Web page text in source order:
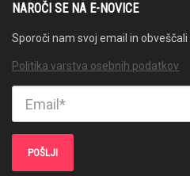
NAROČI SE NA E-NOVICE
Sporoči nam svoj email in
Politika varstva osebnih podatkov